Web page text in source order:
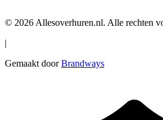
© 2026 Allesoverhuren.nl. Alle rechten
|
Gemaakt doorBrandways